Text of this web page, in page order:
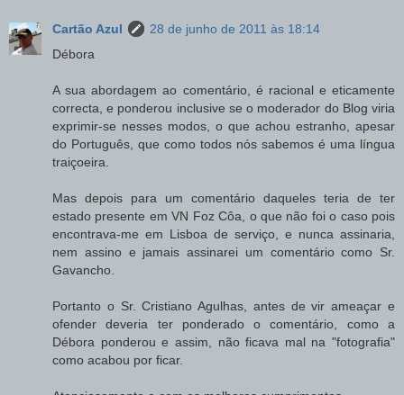
Cartão Azul
28 de junho de 2011 às 18:14
Débora
A sua abordagem ao comentário, é racional e eticamente
correcta, e ponderou inclusive se o moderador do Blog viria
exprimir-se nesses modos, o que achou estranho, apesar
do Português, que como todos nós sabemos é uma língua
traiçoeira.
Mas depois para um comentário daqueles teria de ter
estado presente em VN Foz Côa, o que não foi o caso pois
encontrava-me em Lisboa de serviço, e nunca assinaria,
nem assino e jamais assinarei um comentário como Sr.
Gavancho.
Portanto o Sr. Cristiano Agulhas, antes de vir ameaçar e
ofender deveria ter ponderado o comentário, como a
Débora ponderou e assim, não ficava mal na "fotografia"
como acabou por ficar.